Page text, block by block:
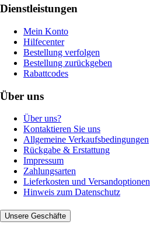
Dienstleistungen
Mein Konto
Hilfecenter
Bestellung verfolgen
Bestellung zurückgeben
Rabattcodes
Über uns
Über uns?
Kontaktieren Sie uns
Allgemeine Verkaufsbedingungen
Rückgabe & Erstattung
Impressum
Zahlungsarten
Lieferkosten und Versandoptionen
Hinweis zum Datenschutz
Unsere Geschäfte